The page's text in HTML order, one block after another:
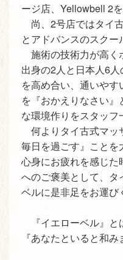
ージ店、Yellowbell 2
尚、2号店ではタイ
とアドバンスのスクー
施術の技術力が高く
出身の2人と日本人6
を高め合い、通いや
を『おかえりなさい』
な環境作りをスタッフ
何よりタイ古式マッ
毎日を過ごす』ことを
心身にお疲れを感じ
へのご褒美として、
ベルに是非足をお運び
『イエローベル』と
『あなたといると和み